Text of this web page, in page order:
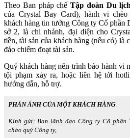
Theo Ban pháp chế Tập đoàn Du
của Crystal Bay Card), hành vi
khách hàng tin tưởng Công ty Cổ
sở 2, là chi nhánh, đại diện cho
tiền, tài sản của khách hàng (nếu có) là
đảo chiếm đoạt tài sản.
Quý khách hàng nên trình báo hành vi
tội phạm xảy ra, hoặc liên hệ tới
hướng dẫn, hỗ trợ.
PHẢN ÁNH CỦA MỘT KHÁCH HÀNG
Kính gửi: Ban lãnh đạo Công ty Cổ phần
chào quý Công ty,